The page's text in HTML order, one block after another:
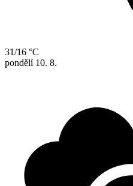
31/16 °C
pondělí 10. 8.